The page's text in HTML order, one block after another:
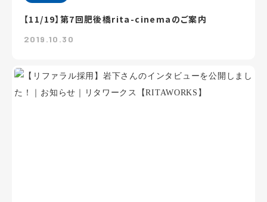
【11/19】第7回肥後橋rita-cinemaのご案内
2019.10.30